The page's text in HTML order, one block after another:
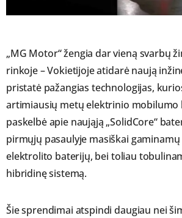
„MG Motor“ žengia dar vieną svarbų
rinkoje – Vokietijoje atidarė naują
pristatė pažangias technologijas,
artimiausių metų elektrinio mobilumo
paskelbė apie naująją „SolidCore“
pirmųjų pasaulyje masiškai
elektrolito baterijų, bei toliau
hibridinę sistemą.
Šie sprendimai atspindi daugiau nei